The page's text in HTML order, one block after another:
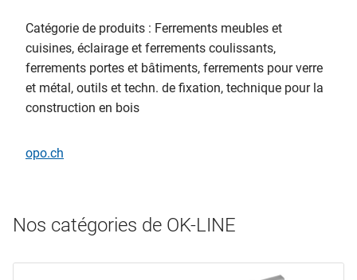
Catégorie de produits : Ferrements meubles et
cuisines, éclairage et ferrements coulissants,
ferrements portes et bâtiments, ferrements pour verre
et métal, outils et techn. de fixation, technique pour la
construction en bois
opo.ch
Nos catégories de OK-LINE